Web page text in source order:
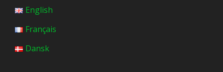
English
Français
Dansk